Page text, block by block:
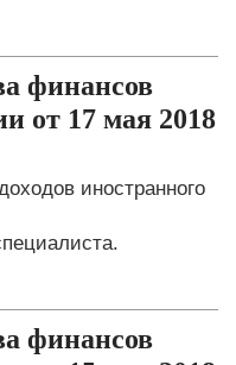
финансов
от 17 мая 2018
иностранного
финансов